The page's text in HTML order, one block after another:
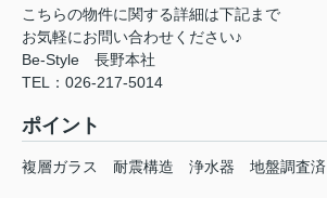
こちらの物件に関する詳細は下記まで
お気軽にお問い合わせください♪
Be-Style 長野本社
TEL：026-217-5014
ポイント
複層ガラス 耐震構造 浄水器 地盤調査済